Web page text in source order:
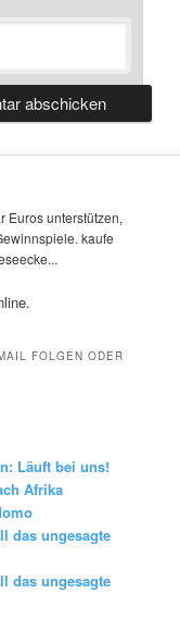
Euros unterstützen,
kaufe
FOLGEN ODER
Läuft bei uns!
Afrika
das ungesagte
das ungesagte